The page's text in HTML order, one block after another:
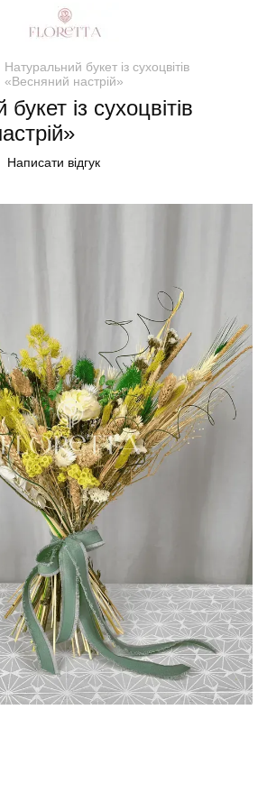
Натуральний букет із сухоцвітів
«Весняний настрій»
із сухоцвітів
Написати відгук